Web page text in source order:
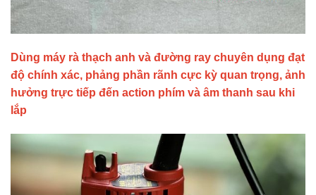
Dùng máy rà thạch anh và đường ray chuyên dụng đạt
độ chính xác, phảng phần rãnh cực kỳ quan trọng, ảnh
hưởng trực tiếp đến action phím và âm thanh sau khi
lắp